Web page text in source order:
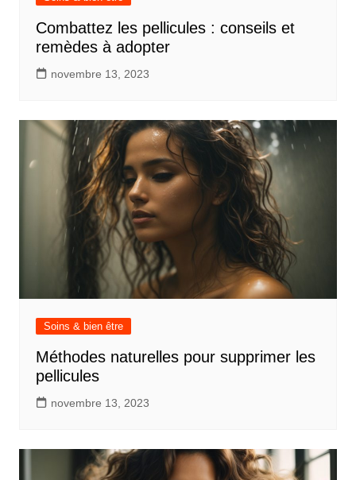
Combattez les pellicules : conseils et
remèdes à adopter
novembre 13, 2023
Soins & bien être
Méthodes naturelles pour supprimer les
pellicules
novembre 13, 2023